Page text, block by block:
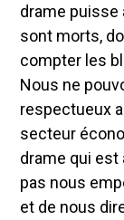
drame puisse
sont morts,
compter les
Nous ne
respectueux
secteur
drame qui est
pas nous
et de nous